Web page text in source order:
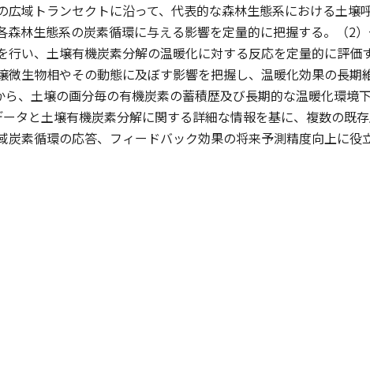
広域トランセクトに沿って、代表的な森林生態系における土壌
森林生態系の炭素循環に与える影響を定量的に把握する。（2
行い、土壌有機炭素分解の温暖化に対する反応を定量的に評価
微生物相やその動態に及ぼす影響を把握し、温暖化効果の長
、土壌の画分毎の有機炭素の蓄積歴及び長期的な温暖化環境
ータと土壌有機炭素分解に関する詳細な情報を基に、複数の既
炭素循環の応答、フィードバック効果の将来予測精度向上に役